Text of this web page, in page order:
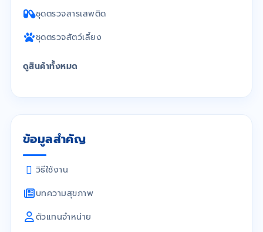
ชุดตรวจสารเสพติด
ชุดตรวจสัตว์เลี้ยง
ดูสินค้าทั้งหมด
ข้อมูลสำคัญ
วิธีใช้งาน
บทความสุขภาพ
ตัวแทนจำหน่าย